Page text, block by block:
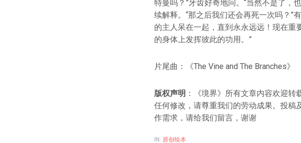
特曼吗？”牙齿好奇地问。“当然不是了，
续解释。“那之后我们还会再死一次吗？”
的主人呆在一起，直到永永远远！现在重
的身体上发挥彼此的功用。”
片尾曲：《The Vine and The Branches》
版权声明 ：《境界》所有文章内容欢迎
任何修改，请尊重我们的劳动成果。投稿
作需求，请给我们留言，谢谢
IN: 原创绘本